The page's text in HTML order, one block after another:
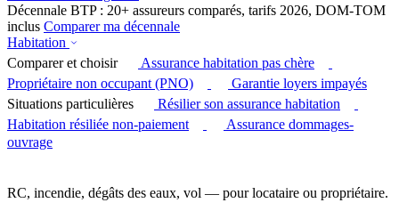
Décennale BTP : 20+ assureurs comparés, tarifs 2026, DOM-TOM
inclus Comparer ma décennale
Habitation
Comparer et choisir
Assurance habitation pas chère
Propriétaire non occupant (PNO)
Garantie loyers impayés
Situations particulières
Résilier son assurance habitation
Habitation résiliée non-paiement
Assurance dommages-
ouvrage
RC, incendie, dégâts des eaux, vol — pour locataire ou propriétaire.